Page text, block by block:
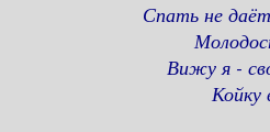
Спать не
Вижу я -
Койку